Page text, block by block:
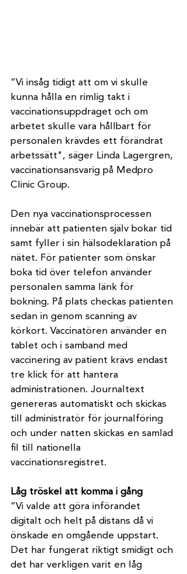
”Vi insåg tidigt att om vi skulle
kunna hålla en rimlig takt i
vaccinationsuppdraget och om
arbetet skulle vara hållbart för
personalen krävdes ett förändrat
arbetssätt", säger Linda Lagergren,
vaccinationsansvarig på Medpro
Clinic Group.
Den nya vaccinationsprocessen
innebär att patienten själv bokar tid
samt fyller i sin hälsodeklaration på
nätet. För patienter som önskar
boka tid över telefon använder
personalen samma länk för
bokning. På plats checkas patienten
sedan in genom scanning av
körkort. Vaccinatören använder en
tablet och i samband med
vaccinering av patient krävs endast
tre klick för att hantera
administrationen. Journaltext
genereras automatiskt och skickas
till administratör för journalföring
och under natten skickas en samlad
fil till nationella
vaccinationsregistret.
Låg tröskel att komma i gång
”Vi valde att göra införandet
digitalt och helt på distans då vi
önskade en omgående uppstart.
Det har fungerat riktigt smidigt och
det har verkligen varit en låg